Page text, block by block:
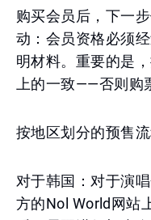
购买会员后，下一
动：会员资格必须
明材料。重要的是
上的一致——否则购
按地区划分的预售
对于韩国：对于演
方的Nol World网站